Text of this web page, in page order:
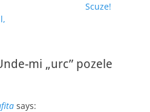
Scuze!
mi „urc” pozele
says: